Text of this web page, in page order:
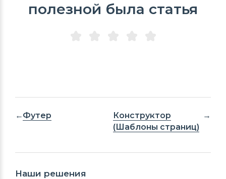
полезной была статья
Футер
Конструктор
(Шаблоны страниц)
Наши решения